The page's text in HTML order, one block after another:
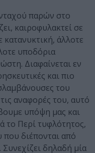
παρών στο
καιροφυλακτεί σε
άλλοτε
υποδόρια
Διαφαίνεται εν
και πιο
του
αναφορές του, αυτό
υπόψη μας και
το Περί τυφλότητος,
που διέπονται από
δηλαδή μία